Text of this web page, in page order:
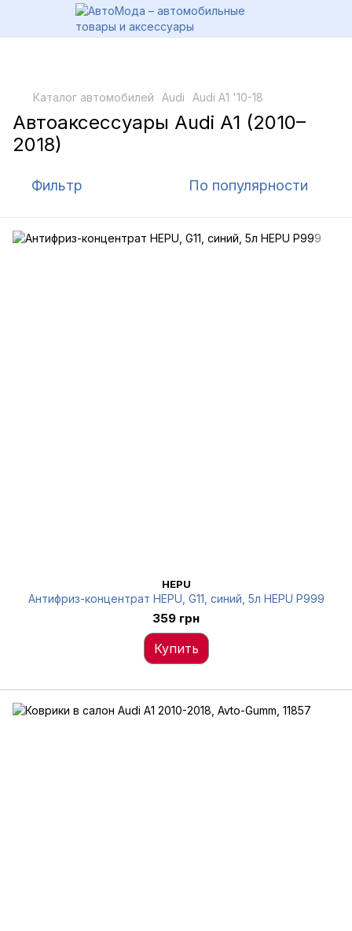
Каталог автомобилей Audi Audi A1 '10-18
Автоаксессуары Audi A1 (2010–
2018)
Фильтр По популярности
HEPU
Антифриз-концентрат HEPU, G11, синий, 5л HEPU P999
359 грн
Купить